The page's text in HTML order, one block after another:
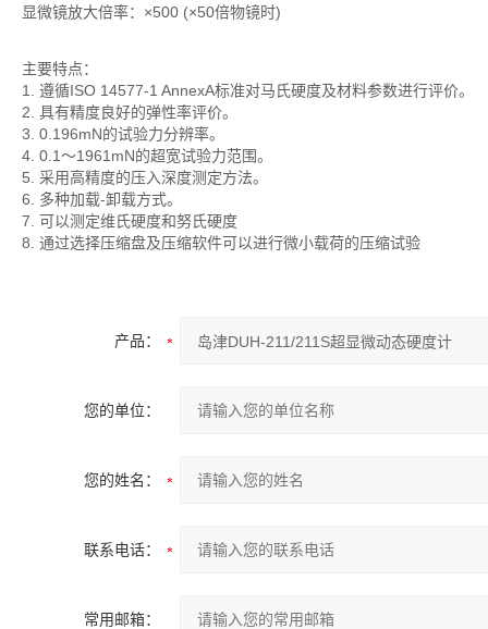
显微镜放大倍率：×500 (×50倍物镜时)
主要特点：
1. 遵循ISO 14577-1 AnnexA标准对马氏硬度及材料参数进行评价。
2. 具有精度良好的弹性率评价。
3. 0.196mN的试验力分辨率。
4. 0.1～1961mN的超宽试验力范围。
5. 采用高精度的压入深度测定方法。
6. 多种加载-卸载方式。
7. 可以测定维氏硬度和努氏硬度
8. 通过选择压缩盘及压缩软件可以进行微小载荷的压缩试验
产品：
您的单位：
您的姓名：
联系电话：
常用邮箱：